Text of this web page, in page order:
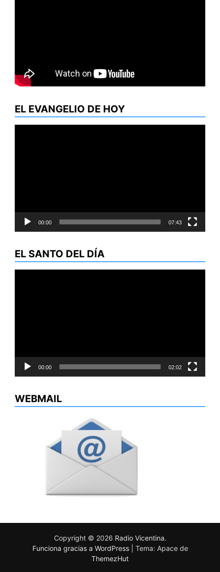
EL EVANGELIO DE HOY
00:00 07:43
EL SANTO DEL DÍA
00:00 02:02
WEBMAIL
Copyright © 2026 Radio Vicentina.
Funciona gracias a WordPress
Tema: Apace de
ThemezHut